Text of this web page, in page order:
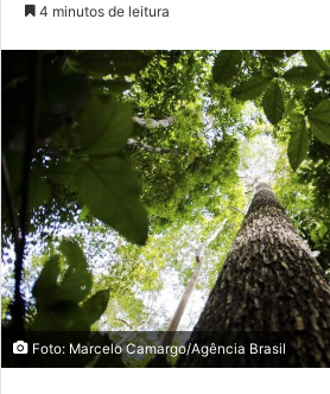
4 minutos de leitura
Foto: Marcelo Camargo/Agência Brasil